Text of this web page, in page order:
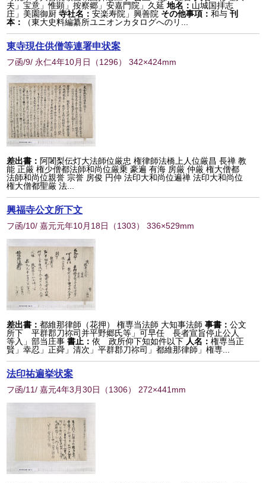
夫」宝意」惟顕」按察郷」安嘉門院」久延 地名： 山城国拝志
庄」美園御厨 寺社名：安楽寿院」興善院 その他事項：和与刊
本：
（東大史料編纂所ユニオンカタログへのリ...
東寺現住供僧等連署申状案
フ函/9/ 永仁4年10月日 （1296） 342×424mm
差出書： 阿闍梨伝灯大法師位厳忠 権律師法橋上人位厳昌 長禅 教
能 正厳 権少僧都法師和尚位厳乗 豪遍 有海 房厳 仲厳 権大僧都
法師和尚位親誉 宗誉 房俊 円仲 法印大和尚位遍禅 法印大和尚位
権大僧都聖厳 法...
興福寺公文所下文
フ函/10/ 嘉元元年10月18日 （1303） 336×529mm
差出書：都維那律師（花押） 権専当法師 大知事法師 事書：公文
所下 平群郡刀祢司并平野郷氏等」可早任 長者宣旨停止公人
等入」部当庄事書止：依 政所仰下知如件以下 人名：権専当正
賢」幸忍」正舜」清次」平群郡刀祢司」都維那律師」権専...
法印祐遍挙状案
フ函/11/ 嘉元4年3月30日 （1306） 272×441mm